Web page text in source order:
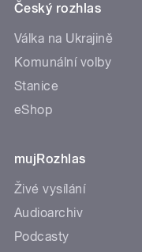
Český rozhlas
Válka na Ukrajině
Komunální volby
Stanice
eShop
mujRozhlas
Živé vysílání
Audioarchiv
Podcasty